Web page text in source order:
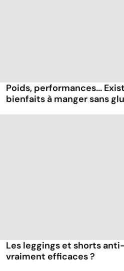
Poids, performances...
bienfaits à manger sans
Les leggings et shorts
vraiment efficaces ?